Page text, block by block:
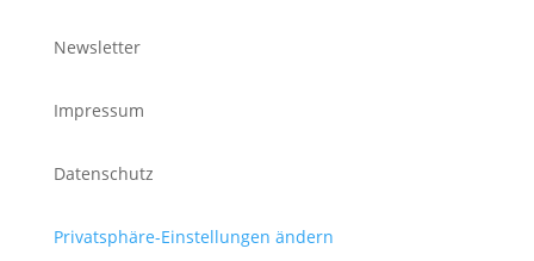
Newsletter
Impressum
Datenschutz
Privatsphäre-Einstellungen ändern